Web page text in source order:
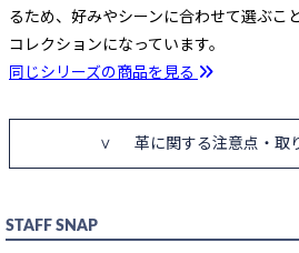
BLACK
GREIGE
NAVY
るため、好みやシーンに合わせて選ぶこ
コレクションになっています。
同じシリーズの商品を見る
革に関する注意点・取
STAFF SNAP